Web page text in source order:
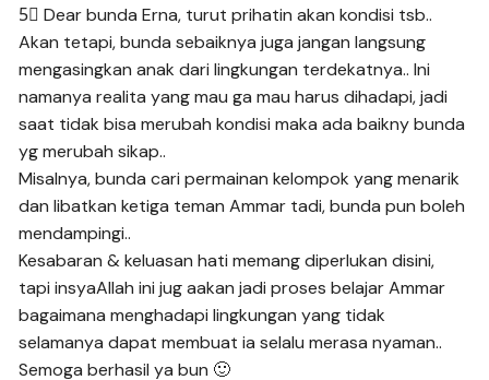
5⃣ Dear bunda Erna, turut prihatin akan kondisi tsb..
Akan tetapi, bunda sebaiknya juga jangan langsung
mengasingkan anak dari lingkungan terdekatnya.. Ini
namanya realita yang mau ga mau harus dihadapi, jadi
saat tidak bisa merubah kondisi maka ada baikny bunda
yg merubah sikap..
Misalnya, bunda cari permainan kelompok yang menarik
dan libatkan ketiga teman Ammar tadi, bunda pun boleh
mendampingi..
Kesabaran & keluasan hati memang diperlukan disini,
tapi insyaAllah ini jug aakan jadi proses belajar Ammar
bagaimana menghadapi lingkungan yang tidak
selamanya dapat membuat ia selalu merasa nyaman..
Semoga berhasil ya bun 🙂